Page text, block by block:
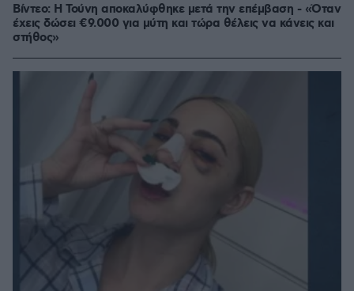
Βίντεο: Η Τούνη αποκαλύφθηκε μετά την επέμβαση - «Όταν
έχεις δώσει €9.000 για μύτη και τώρα θέλεις να κάνεις και
στήθος»